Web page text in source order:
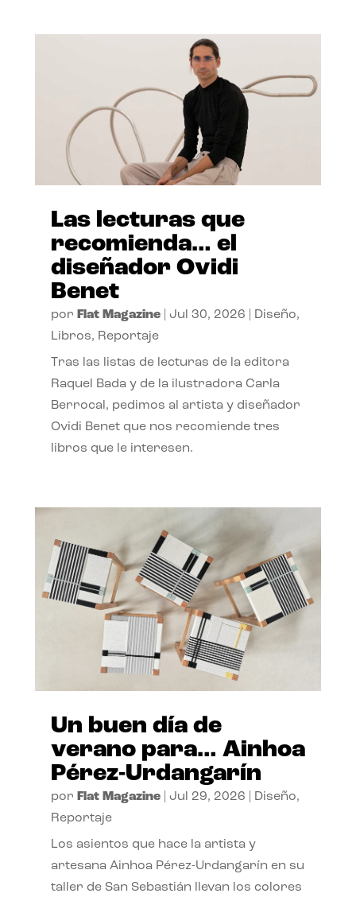
Las lecturas que
recomienda… el
diseñador Ovidi
Benet
por Flat Magazine| Jul 30, 2026 Diseño,
Libros, Reportaje
Tras las listas de lecturas de la editora
Raquel Bada y de la ilustradora Carla
Berrocal, pedimos al artista y diseñador
Ovidi Benet que nos recomiende tres
libros que le interesen.
Un buen día de
verano para… Ainhoa
Pérez-Urdangarín
por Flat Magazine| Jul 29, 2026 Diseño,
Reportaje
Los asientos que hace la artista y
artesana Ainhoa Pérez-Urdangarín en su
taller de San Sebastián llevan los colores